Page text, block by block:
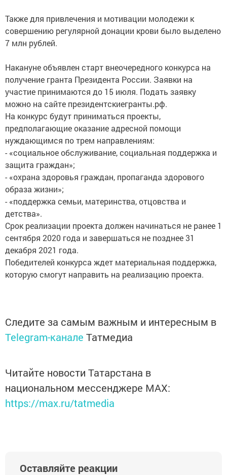
Также для привлечения и мотивации молодежи к
совершению регулярной донации крови было выделено
7 млн рублей.
Накануне объявлен старт внеочередного конкурса на
получение гранта Президента России. Заявки на
участие принимаются до 15 июля. Подать заявку
можно на сайте президентскиегранты.рф.
На конкурс будут приниматься проекты,
предполагающие оказание адресной помощи
нуждающимся по трем направлениям:
- «социальное обслуживание, социальная поддержка и
защита граждан»;
- «охрана здоровья граждан, пропаганда здорового
образа жизни»;
- «поддержка семьи, материнства, отцовства и
детства».
Срок реализации проекта должен начинаться не ранее 1
сентября 2020 года и завершаться не позднее 31
декабря 2021 года.
Победителей конкурса ждет материальная поддержка,
которую смогут направить на реализацию проекта.
Следите за самым важным и интересным в
Telegram-канале Татмедиа
Читайте новости Татарстана в
национальном мессенджере MАХ:
https://max.ru/tatmedia
Оставляйте реакции